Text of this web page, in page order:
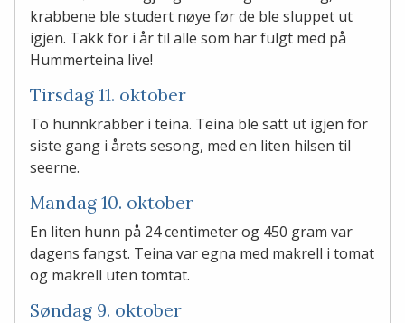
krabbene ble studert nøye før de ble sluppet ut
igjen. Takk for i år til alle som har fulgt med på
Hummerteina live!
Tirsdag 11. oktober
To hunnkrabber i teina. Teina ble satt ut igjen for
siste gang i årets sesong, med en liten hilsen til
seerne.
Mandag 10. oktober
En liten hunn på 24 centimeter og 450 gram var
dagens fangst. Teina var egna med makrell i tomat
og makrell uten tomtat.
Søndag 9. oktober